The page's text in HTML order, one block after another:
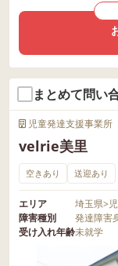
まとめて問い
児童発達支援事業所
velrie美里
空きあり 送迎あり
エリア 埼玉県>
障害種別
発達障害
受け入れ年齢未就学